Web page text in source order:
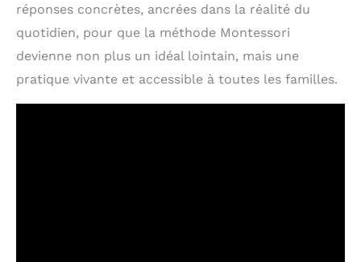
réponses concrètes, ancrées dans la réalité du
quotidien, pour que la méthode Montessori
devienne non plus un idéal lointain, mais une
pratique vivante et accessible à toutes les familles.